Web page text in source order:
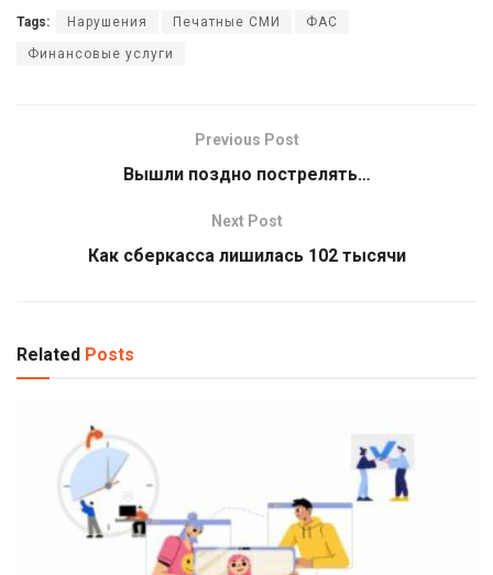
Tags: Нарушения Печатные СМИ ФАС
Финансовые услуги
Previous Post
Вышли поздно пострелять…
Next Post
Как сберкасса лишилась 102 тысячи
Related Posts